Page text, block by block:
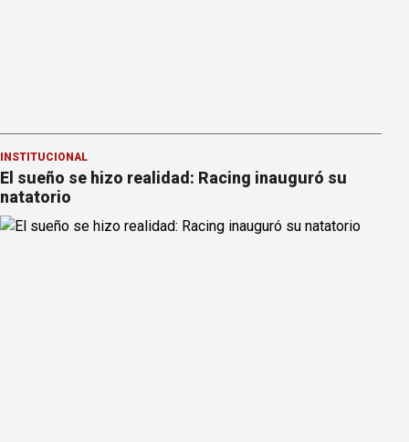
INSTITUCIONAL
El sueño se hizo realidad: Racing inauguró su
natatorio